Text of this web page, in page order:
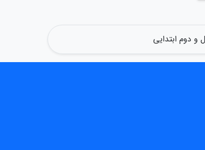
دوم ابتدایی